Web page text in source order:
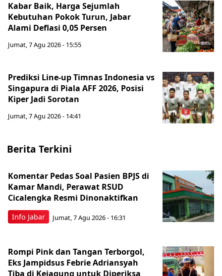
Kabar Baik, Harga Sejumlah
Kebutuhan Pokok Turun, Jabar
Alami Deflasi 0,05 Persen
Jumat, 7 Agu 2026 - 15:55
Prediksi Line-up Timnas Indonesia vs
Singapura di Piala AFF 2026, Posisi
Kiper Jadi Sorotan
Jumat, 7 Agu 2026 - 14:41
Berita Terkini
Info Jabar
Komentar Pedas Soal Pasien BPJS di
Kamar Mandi, Perawat RSUD
Cicalengka Resmi Dinonaktifkan
Jumat, 7 Agu 2026 - 16:31
Rompi Pink dan Tangan Terborgol,
Eks Jampidsus Febrie Adriansyah
Tiba di Kejagung untuk Diperiksa